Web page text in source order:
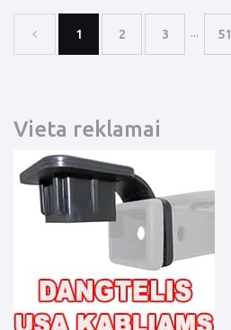
1 2 3 ... 51
Vieta reklamai